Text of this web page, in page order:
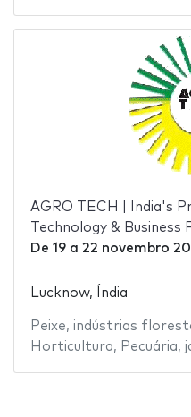
AGRO TECH | India's
Technology & Business
De 19a 22 novembro
Lucknow, Índia
Peixe, indústrias
Horticultura, Pecuária,